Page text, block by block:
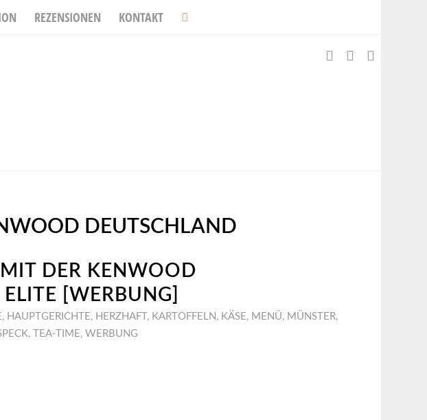
REZENSIONEN KONTAKT
DEUTSCHLAND
DER KENWOOD
[WERBUNG]
, HAUPTGERICHTE, HERZHAFT , KARTOFFELN , KÄSE, MENÜ, MÜNSTER,
, TEA-TIME, WERBUNG